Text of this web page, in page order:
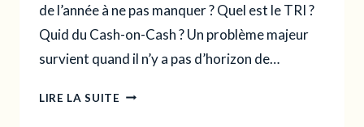
de l’année à ne pas manquer ? Quel est le TRI ?
Quid du Cash-on-Cash ? Un problème majeur
survient quand il n’y a pas d’horizon de…
LIRE LA SUITE VALEUR